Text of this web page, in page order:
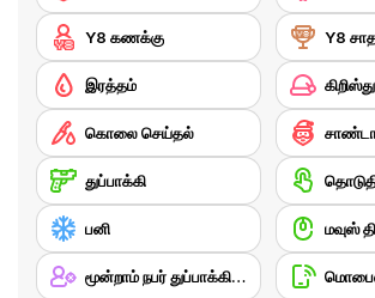
Y8 கணக்கு Y8
இரத்தம்
கொலை செய்தல்
துப்பாக்கி
பனி மவுஸ்
மூன்றாம் நபர் துப்பாக்கி சுடும் விளையாட்டு